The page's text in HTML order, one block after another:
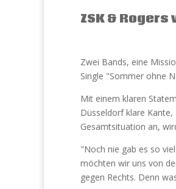
ZSK &
Zwei Bands, eine
Single "Sommer ohne
Mit einem klaren
Düsseldorf klare
Gesamtsituation an,
"Noch nie gab es so
möchten wir uns von
gegen Rechts. Denn